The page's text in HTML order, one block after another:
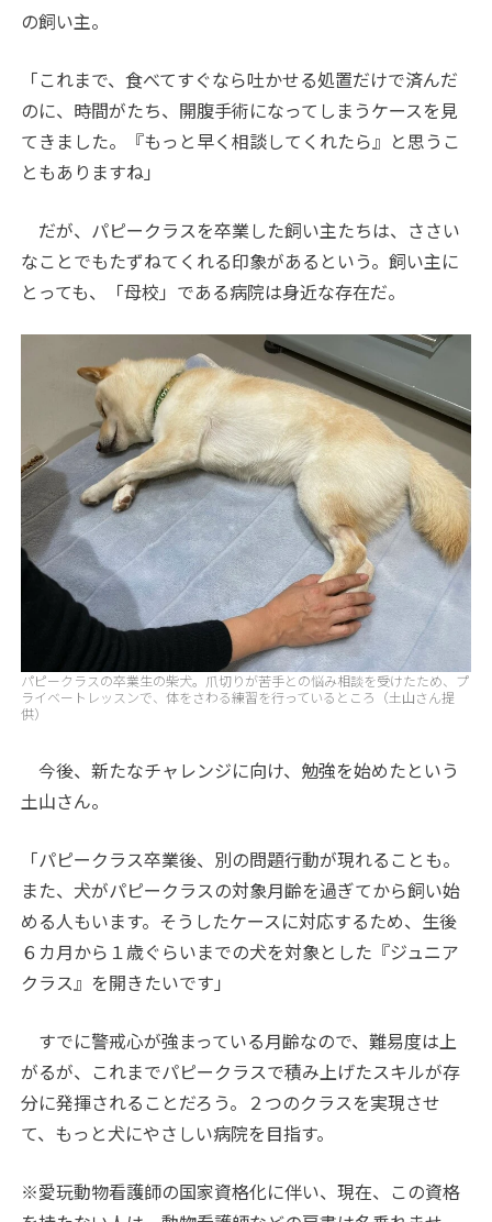
の飼い主。
「これまで、食べてすぐなら吐かせる処置だけで済んだ
のに、時間がたち、開腹手術になってしまうケースを見
てきました。『もっと早く相談してくれたら』と思うこ
ともありますね」
だが、パピークラスを卒業した飼い主たちは、ささい
なことでもたずねてくれる印象があるという。飼い主に
とっても、「母校」である病院は身近な存在だ。
パピークラスの卒業生の柴犬。爪切りが苦手との悩み相談を受けたため、プ
ライベートレッスンで、体をさわる練習を行っているところ（土山さん提
供）
今後、新たなチャレンジに向け、勉強を始めたという
土山さん。
「パピークラス卒業後、別の問題行動が現れることも。
また、犬がパピークラスの対象月齢を過ぎてから飼い始
める人もいます。そうしたケースに対応するため、生後
６カ月から１歳ぐらいまでの犬を対象とした『ジュニア
クラス』を開きたいです」
すでに警戒心が強まっている月齢なので、難易度は上
がるが、これまでパピークラスで積み上げたスキルが存
分に発揮されることだろう。２つのクラスを実現させ
て、もっと犬にやさしい病院を目指す。
※愛玩動物看護師の国家資格化に伴い、現在、この資格